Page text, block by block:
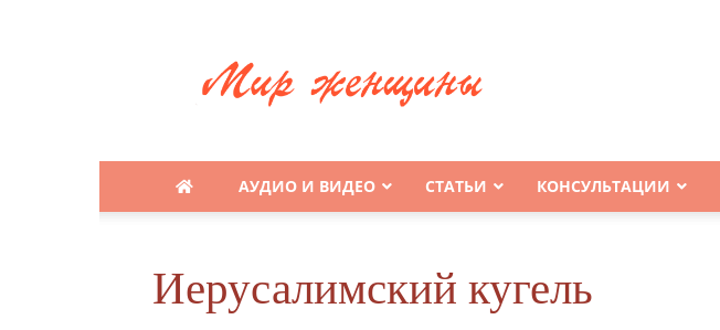
женщиной
АУДИО И ВИДЕО СТАТЬИ КОНСУЛЬТАЦИИ
Иерусалимский кугель